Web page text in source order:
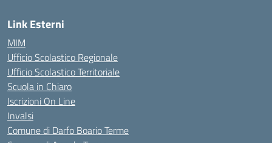
Link Esterni
MIM
Ufficio Scolastico Regionale
Ufficio Scolastico Territoriale
Scuola in Chiaro
Iscrizioni On Line
Invalsi
Comune di Darfo Boario Terme